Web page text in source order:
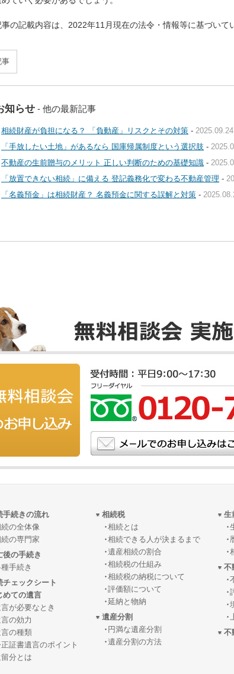
の記載内容は、2022年11月現在の法令・情報等に基づいて
事
知らせ - 他の最新記事
相続財産が負担になる？ 「負動産」リスクとその対策 - 2025.09.24
「手放したい土地」があるなら 国庫帰属制度という選択肢 -
不動産の生前贈与のメリット 正しい判断のための基礎知識 -
「放置できない相続」に備える 登記義務化で変わる不動産管理 -
「名義預金」は相続財産？ 名義預金に関する誤解と対策 -
手続きの流れ
の全体像
の専門家
後の手続き
手続き
チェックシート
めての遺言
が必要なとき
の効力
の種類
証書遺言のポイント
分とは
相続税
相続とは
相続できる人が決まるまで
遺産相続の割合
相続税の仕組み
相続税の納税について
評価額について
延納と物納
遺産分割
円満な遺産分割
遺産分割の方法
生
不
不